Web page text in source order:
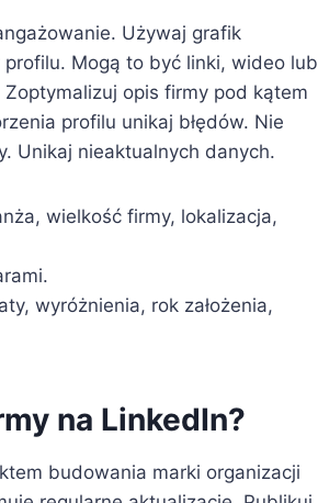
Używaj grafik
Mogą to być linki, wideo lub
opis firmy pod kątem
profilu unikaj błędów. Nie
Unikaj nieaktualnych danych.
wielkość firmy, lokalizacja,
wyróżnienia, rok założenia,
na LinkedIn?
budowania marki organizacji